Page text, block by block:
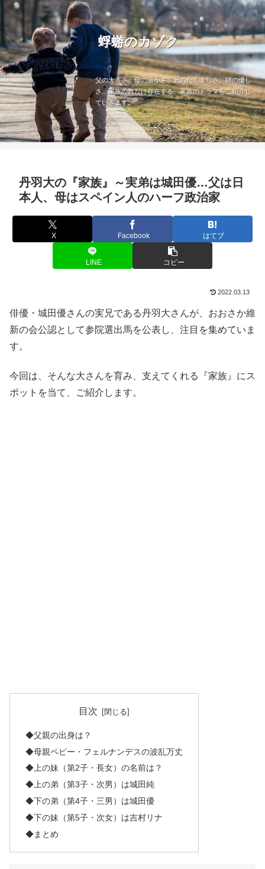
蜉蝣のカゾク
父の大きさ、母の温かさ、兄のたくましさ、姉の優し
さ…家族の数だけ存在する、家族のドラマをご紹介し
ていきます。
丹羽大の『家族』～実弟は城田優…父は日
本人、母はスペイン人のハーフ政治家
X Facebook はてブ
LINE コピー
2022.03.13
俳優・城田優さんの実兄である丹羽大さんが、おおさか維
新の会公認として参院選出馬を公表し、注目を集めていま
す。
今回は、そんな大さんを育み、支えてくれる『家族』にス
ポットを当て、ご紹介します。
目次
◆父親の出身は？
◆母親ペピー・フェルナンデスの波乱万丈
◆上の妹（第2子・長女）の名前は？
◆上の弟（第3子・次男）は城田純
◆下の弟（第4子・三男）は城田優
◆下の妹（第5子・次女）は吉村リナ
◆まとめ